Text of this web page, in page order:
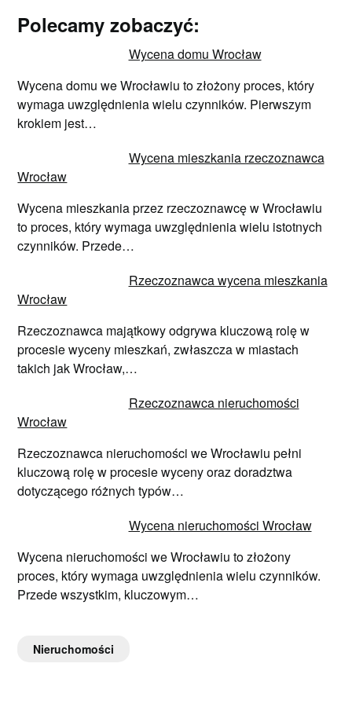
Polecamy zobaczyć:
Wycena domu Wrocław
Wycena domu we Wrocławiu to złożony proces, który
wymaga uwzględnienia wielu czynników. Pierwszym
krokiem jest…
Wycena mieszkania rzeczoznawca
Wrocław
Wycena mieszkania przez rzeczoznawcę w Wrocławiu
to proces, który wymaga uwzględnienia wielu istotnych
czynników. Przede…
Rzeczoznawca wycena mieszkania
Wrocław
Rzeczoznawca majątkowy odgrywa kluczową rolę w
procesie wyceny mieszkań, zwłaszcza w miastach
takich jak Wrocław,…
Rzeczoznawca nieruchomości
Wrocław
Rzeczoznawca nieruchomości we Wrocławiu pełni
kluczową rolę w procesie wyceny oraz doradztwa
dotyczącego różnych typów…
Wycena nieruchomości Wrocław
Wycena nieruchomości we Wrocławiu to złożony
proces, który wymaga uwzględnienia wielu czynników.
Przede wszystkim, kluczowym…
Nieruchomości